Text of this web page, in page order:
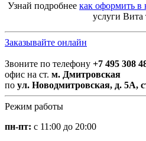
Узнай подробнее как оформить в
услуги Вита
Заказывайте онлайн
Звоните по телефону +7 495 308
офис на ст. м. Дмитровская
по ул. Новодмитровская, д. 5А,
Режим работы
пн-пт: с 11:00 до 20:00